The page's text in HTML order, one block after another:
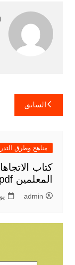
تصفّح
المقالات
السابق
مناهج وطرق
كتاب
المعلمين pdf
admin